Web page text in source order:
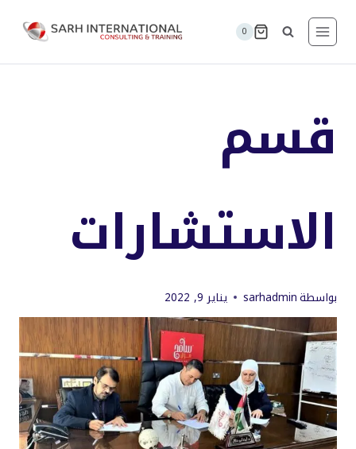
إلى
المحتوى 0
قسم
الاستشارات
بواسطةsarhadmin يناير 9, 2022